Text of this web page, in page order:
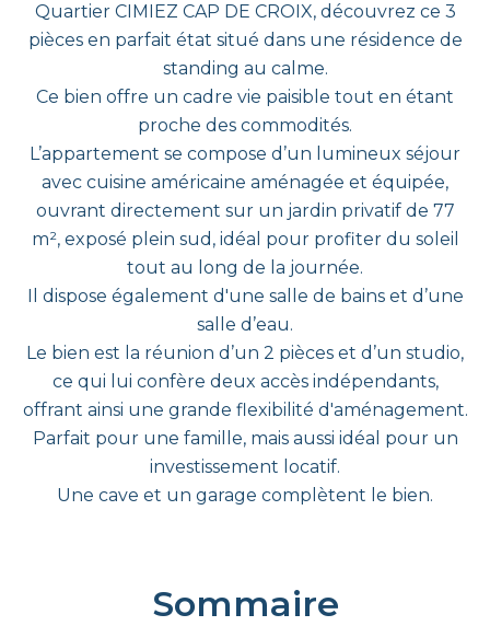
Quartier CIMIEZ CAP DE CROIX, découvrez ce 3
pièces en parfait état situé dans une résidence de
standing au calme.
Ce bien offre un cadre vie paisible tout en étant
proche des commodités.
L’appartement se compose d’un lumineux séjour
avec cuisine américaine aménagée et équipée,
ouvrant directement sur un jardin privatif de 77
m², exposé plein sud, idéal pour profiter du soleil
tout au long de la journée.
Il dispose également d'une salle de bains et d’une
salle d’eau.
Le bien est la réunion d’un 2 pièces et d’un studio,
ce qui lui confère deux accès indépendants,
offrant ainsi une grande flexibilité d'aménagement.
Parfait pour une famille, mais aussi idéal pour un
investissement locatif.
Une cave et un garage complètent le bien.
Sommaire